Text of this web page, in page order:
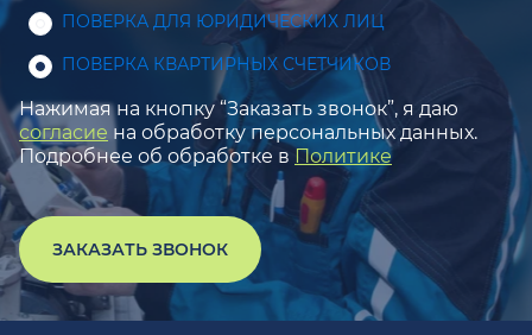
ПОВЕРКА ДЛЯ ЮРИДИЧЕСКИХ ЛИЦ
ПОВЕРКА КВАРТИРНЫХ СЧЕТЧИКОВ
Нажимая на кнопку “Заказать звонок”, я даю
согласие на обработку персональных данных.
Подробнее об обработке в Политике
ЗАКАЗАТЬ ЗВОНОК